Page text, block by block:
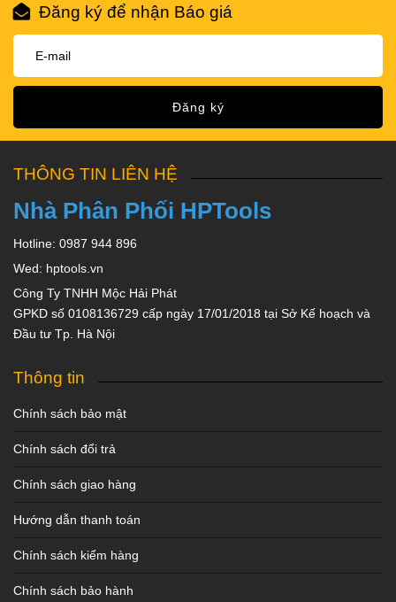
Đăng ký để nhận Báo giá
Đăng ký
THÔNG TIN LIÊN HỆ
Nhà Phân Phối HPTools
Hotline: 0987 944 896
Wed: hptools.vn
Công Ty TNHH Mộc Hải Phát
GPKD số 0108136729 cấp ngày 17/01/2018 tại Sở Kế hoạch và
Đầu tư Tp. Hà Nội
Thông tin
Chính sách bảo mật
Chính sách đổi trả
Chính sách giao hàng
Hướng dẫn thanh toán
Chính sách kiểm hàng
Chính sách bảo hành